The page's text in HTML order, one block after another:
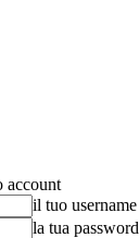
account
il tuo username
la tua password